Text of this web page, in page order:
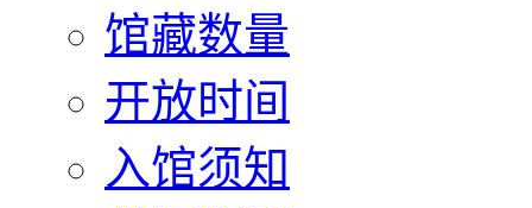
馆藏数量
开放时间
入馆须知